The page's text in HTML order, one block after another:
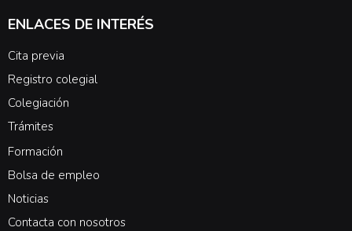
ENLACES DE INTERÉS
Cita previa
Registro colegial
Colegiación
Trámites
Formación
Bolsa de empleo
Noticias
Contacta con nosotros